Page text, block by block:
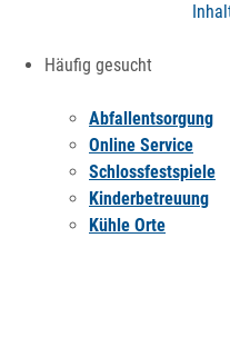
Häufig gesucht
Abfallentsorgung
Online Service
Schlossfestspiele
Kinderbetreuung
Kühle Orte